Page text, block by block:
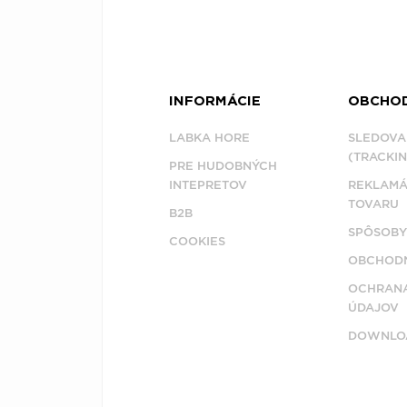
INFORMÁCIE
LABKA HORE
PRE HUDOBNÝCH
INTEPRETOV
B2B
COOKIES
TOVARU
ÚDAJOV